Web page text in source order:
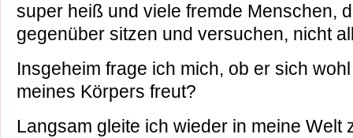
super heiß und viele fremde Menschen,
gegenüber sitzen und versuchen, nicht
Insgeheim frage ich mich, ob er sich
meines Körpers freut?
Langsam gleite ich wieder in meine Welt